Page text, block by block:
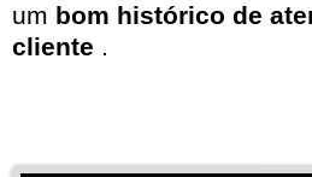
um bom histórico de
cliente .